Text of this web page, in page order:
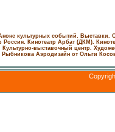
культурных событий. Выставки.
Россия. Кинотеатр Арбат (ДКМ).
Культурно-выставочный центр.
Рыбникова Аэродизайн от Ольги